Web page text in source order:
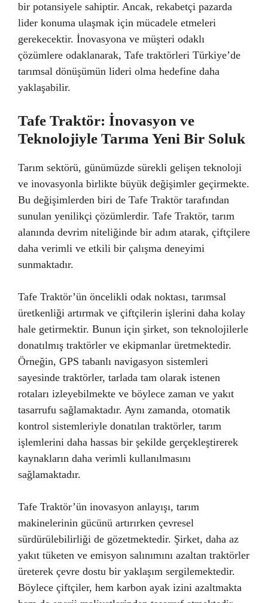
bir potansiyele sahiptir. Ancak, rekabetçi pazarda
lider konuma ulaşmak için mücadele etmeleri
gerekecektir. İnovasyona ve müşteri odaklı
çözümlere odaklanarak, Tafe traktörleri Türkiye’de
tarımsal dönüşümün lideri olma hedefine daha
yaklaşabilir.
Tafe Traktör: İnovasyon ve
Teknolojiyle Tarıma Yeni Bir Soluk
Tarım sektörü, günümüzde sürekli gelişen teknoloji
ve inovasyonla birlikte büyük değişimler geçirmekte.
Bu değişimlerden biri de Tafe Traktör tarafından
sunulan yenilikçi çözümlerdir. Tafe Traktör, tarım
alanında devrim niteliğinde bir adım atarak, çiftçilere
daha verimli ve etkili bir çalışma deneyimi
sunmaktadır.
Tafe Traktör’ün öncelikli odak noktası, tarımsal
üretkenliği artırmak ve çiftçilerin işlerini daha kolay
hale getirmektir. Bunun için şirket, son teknolojilerle
donatılmış traktörler ve ekipmanlar üretmektedir.
Örneğin, GPS tabanlı navigasyon sistemleri
sayesinde traktörler, tarlada tam olarak istenen
rotaları izleyebilmekte ve böylece zaman ve yakıt
tasarrufu sağlamaktadır. Aynı zamanda, otomatik
kontrol sistemleriyle donatılan traktörler, tarım
işlemlerini daha hassas bir şekilde gerçekleştirerek
kaynakların daha verimli kullanılmasını
sağlamaktadır.
Tafe Traktör’ün inovasyon anlayışı, tarım
makinelerinin gücünü artırırken çevresel
sürdürülebilirliği de gözetmektedir. Şirket, daha az
yakıt tüketen ve emisyon salınımını azaltan traktörler
üreterek çevre dostu bir yaklaşım sergilemektedir.
Böylece çiftçiler, hem karbon ayak izini azaltmakta